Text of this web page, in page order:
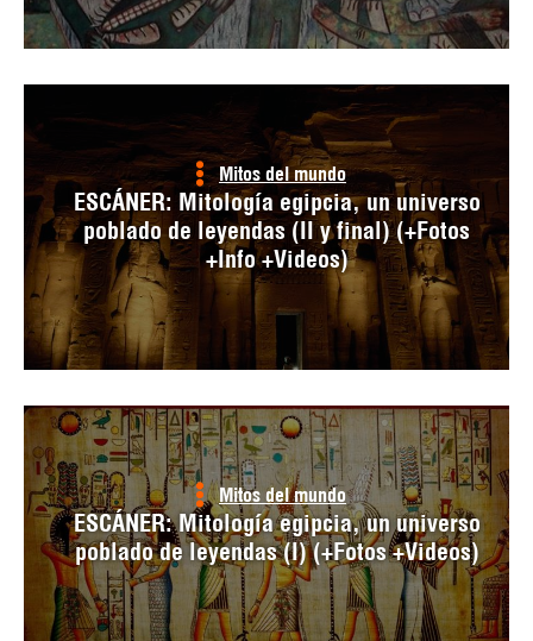
Mitos del mundo
ESCÁNER: Mitología egipcia, un universo
poblado de leyendas (II y final) (+Fotos
+Info +Videos)
Mitos del mundo
ESCÁNER: Mitología egipcia, un universo
poblado de leyendas (I) (+Fotos +Videos)